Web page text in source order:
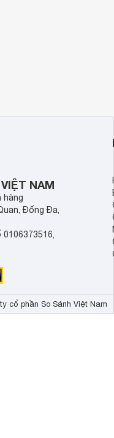
NAM
hàng
Đống Đa,
cổ phần So Sánh Việt Nam